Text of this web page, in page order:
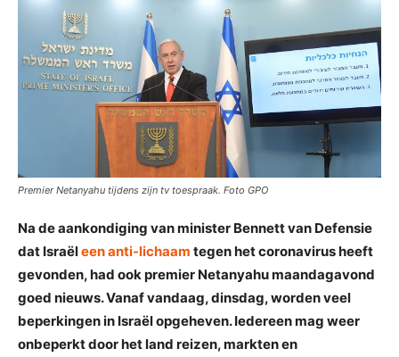
Premier Netanyahu tijdens zijn tv toespraak. Foto GPO
Na de aankondiging van minister Bennett van Defensie
dat Israëleen anti-lichaam tegen het coronavirus heeft
gevonden, had ook premier Netanyahu maandagavond
goed nieuws. Vanaf vandaag, dinsdag, worden veel
beperkingen in Israël opgeheven. Iedereen mag weer
onbeperkt door het land reizen, markten en